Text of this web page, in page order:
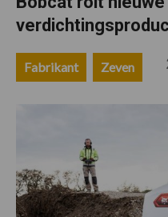
Fabrikant Zeven